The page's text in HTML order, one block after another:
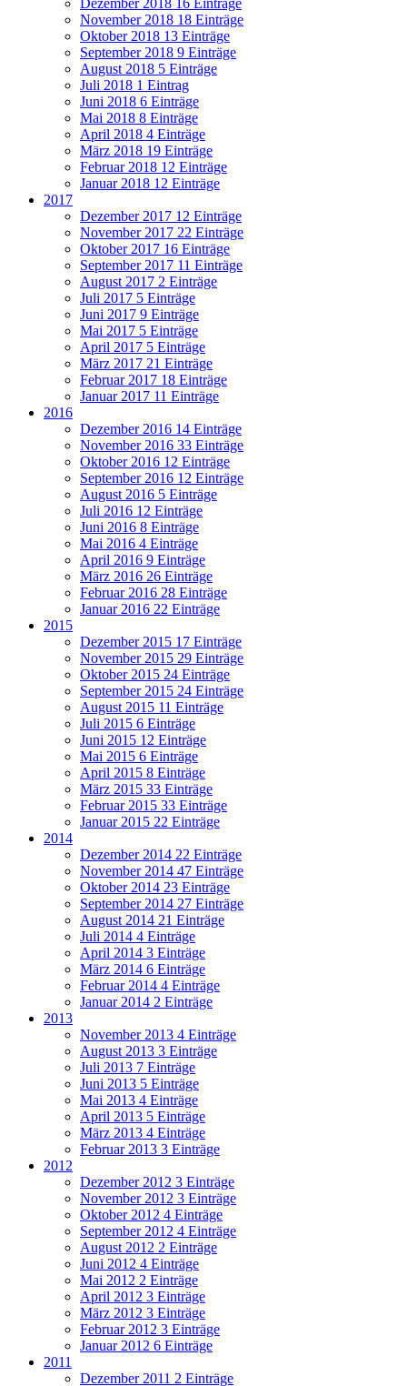
Dezember 2018 16 Einträge
November 2018 18 Einträge
Oktober 2018 13 Einträge
September 2018 9 Einträge
August 2018 5 Einträge
Juli 2018 1 Eintrag
Juni 2018 6 Einträge
Mai 2018 8 Einträge
April 2018 4 Einträge
März 2018 19 Einträge
Februar 2018 12 Einträge
Januar 2018 12 Einträge
2017
Dezember 2017 12 Einträge
November 2017 22 Einträge
Oktober 2017 16 Einträge
September 2017 11 Einträge
August 2017 2 Einträge
Juli 2017 5 Einträge
Juni 2017 9 Einträge
Mai 2017 5 Einträge
April 2017 5 Einträge
März 2017 21 Einträge
Februar 2017 18 Einträge
Januar 2017 11 Einträge
2016
Dezember 2016 14 Einträge
November 2016 33 Einträge
Oktober 2016 12 Einträge
September 2016 12 Einträge
August 2016 5 Einträge
Juli 2016 12 Einträge
Juni 2016 8 Einträge
Mai 2016 4 Einträge
April 2016 9 Einträge
März 2016 26 Einträge
Februar 2016 28 Einträge
Januar 2016 22 Einträge
2015
Dezember 2015 17 Einträge
November 2015 29 Einträge
Oktober 2015 24 Einträge
September 2015 24 Einträge
August 2015 11 Einträge
Juli 2015 6 Einträge
Juni 2015 12 Einträge
Mai 2015 6 Einträge
April 2015 8 Einträge
März 2015 33 Einträge
Februar 2015 33 Einträge
Januar 2015 22 Einträge
2014
Dezember 2014 22 Einträge
November 2014 47 Einträge
Oktober 2014 23 Einträge
September 2014 27 Einträge
August 2014 21 Einträge
Juli 2014 4 Einträge
April 2014 3 Einträge
März 2014 6 Einträge
Februar 2014 4 Einträge
Januar 2014 2 Einträge
2013
November 2013 4 Einträge
August 2013 3 Einträge
Juli 2013 7 Einträge
Juni 2013 5 Einträge
Mai 2013 4 Einträge
April 2013 5 Einträge
März 2013 4 Einträge
Februar 2013 3 Einträge
2012
Dezember 2012 3 Einträge
November 2012 3 Einträge
Oktober 2012 4 Einträge
September 2012 4 Einträge
August 2012 2 Einträge
Juni 2012 4 Einträge
Mai 2012 2 Einträge
April 2012 3 Einträge
März 2012 3 Einträge
Februar 2012 3 Einträge
Januar 2012 6 Einträge
2011
Dezember 2011 2 Einträge